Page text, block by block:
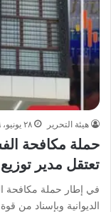
هيئة التحرير ٢٨ يونيو، ٢٠٢٦
حملة مكافحة
تعتقل مدير
في إطار حملة مكافحة
الديوانية وبإسناد من